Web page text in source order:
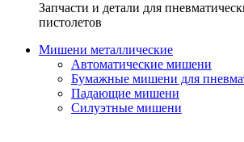
Запчасти и детали для
пистолетов
Мишени металлические
Автоматические мишени
Бумажные мишени для
Падающие мишени
Силуэтные мишени